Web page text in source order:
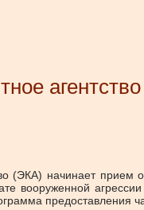
(ЭКА) начинает прием
вооруженной
предоставления